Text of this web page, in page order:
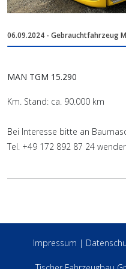
06.09.2024 - Gebrauchtfahrzeug
MAN TGM 15.290
Km. Stand: ca. 90.000 km
Bei Interesse bitte an
Tel. +49 172 892 87 24
Impressum |